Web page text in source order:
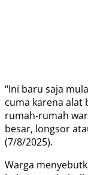
“Ini baru saja
cuma karena alat
rumah-rumah
besar, longsor
(7/8/2025).
Warga